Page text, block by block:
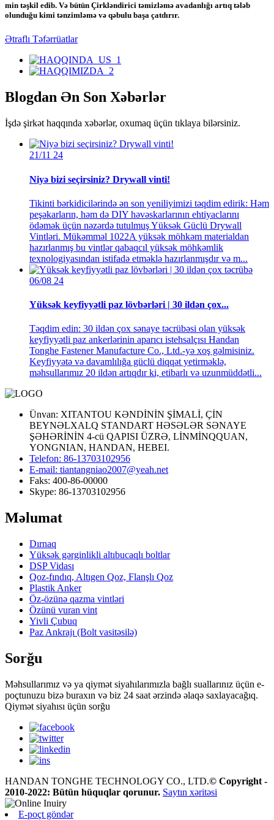
min təşkil edib. Və bütün Çirkləndirici təmizləmə avadanlığı artıq tələb
olunduğu kimi tənzimləmə və qəbulu başa çatdırır.
Ətraflı Təfərrüatlar
Blogdan Ən Son Xəbərlər
İşdə şirkət haqqında xəbərlər, oxumaq üçün tıklaya bilərsiniz.
21/11 24
Niyə bizi seçirsiniz? Drywall vinti!
Tikinti bərkidicilərində ən son yeniliyimizi təqdim edirik: Həm
peşəkarların, həm də DIY həvəskarlarının ehtiyaclarını
ödəmək üçün nəzərdə tutulmuş Yüksək Güclü Drywall
Vintləri. Mükəmməl 1022A yüksək möhkəm materialdan
hazırlanmış bu vintlər qabaqcıl yüksək möhkəmlik
texnologiyasından istifadə etməklə hazırlanmışdır və m...
06/08 24
Yüksək keyfiyyətli paz lövbərləri | 30 ildən çox...
Təqdim edin: 30 ildən çox sənaye təcrübəsi olan yüksək
keyfiyyətli paz ankerlərinin aparıcı istehsalçısı Handan
Tonghe Fastener Manufacture Co., Ltd.-yə xoş gəlmisiniz.
Keyfiyyətə və davamlılığa güclü diqqət yetirməklə,
məhsullarımız 20 ildən artıqdır ki, etibarlı və uzunmüddətli...
Ünvan: XITANTOU KƏNDİNİN ŞİMALİ, ÇİN
BEYNƏLXALQ STANDART HƏSƏLƏR SƏNAYE
ŞƏHƏRİNİN 4-cü QAPISI ÜZRƏ, LİNMİNQQUAN,
YONGNIAN, HANDAN, HEBEI.
Telefon: 86-13703102956
E-mail: tiantangniao2007@yeah.net
Faks: 400-86-00000
Skype: 86-13703102956
Məlumat
Dırnaq
Yüksək gərginlikli altıbucaqlı boltlar
DSP Vidası
Qoz-fındıq, Altıgen Qoz, Flanşlı Qoz
Plastik Anker
Öz-özünə qazma vintləri
Özünü vuran vint
Yivli Çubuq
Paz Ankrajı (Bolt vasitəsilə)
Sorğu
Məhsullarımız və ya qiymət siyahılarımızla bağlı suallarınız üçün e-
poçtunuzu bizə buraxın və biz 24 saat ərzində əlaqə saxlayacağıq.
Qiymət siyahısı üçün sorğu
HANDAN TONGHE TECHNOLOGY CO., LTD.© Copyright -
2010-2022: Bütün hüquqlar qorunur. Saytın xəritəsi
E-poçt göndər